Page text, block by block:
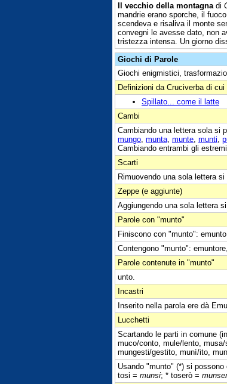
Il vecchio della montagna di
mandrie erano sporche, il
scendeva e risaliva il monte
convegni le avesse dato, non
tristezza intensa. Un giorno
Giochi di Parole
Giochi enigmistici,
Definizioni da Cruciverba di
Spillato... come il latte
Cambi
Cambiando una lettera sola si
mungo munta munte munti
Cambiando entrambi gli
Scarti
Rimuovendo una sola lettera
Zeppe (e aggiunte)
Aggiungendo una sola lettera
Parole con "munto"
Finiscono con "munto":
Contengono "munto":
Parole contenute in "munto"
unto.
Incastri
Inserito nella parola ere dà
Lucchetti
Scartando le parti in comune
muco/conto, mule/lento,
mungesti/gestito, munì/ito,
Usando "munto" (*) si
tosi = munsi; * toserò =